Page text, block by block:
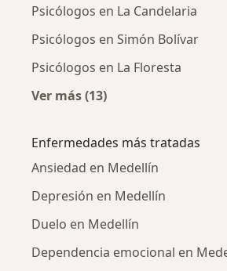
Psicólogos en La Candelaria
Psicólogos en Simón Bolívar
Psicólogos en La Floresta
Ver más (13)
Enfermedades más tratadas
Ansiedad en Medellín
Depresión en Medellín
Duelo en Medellín
Dependencia emocional en